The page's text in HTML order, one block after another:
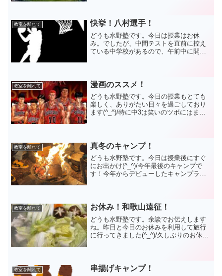
て...
教室を離れて 快挙！八村選手！
どうも水野塾です。今日は授業はお休
み。でしたが、中間テストを直前に控え
ている中学校があるので、午前中に開校
と少し。最後まで頑...
教室を離れて 漫画のススメ！
どうも水野塾です。今日の授業もとても
楽しく、ありがたい日々を過ごしており
ます(^_^)/特に中3は笑いのツボにはまっ
て、今日は余...
教室を離れて 真冬のキャンプ！
どうも水野塾です。今日は授業後にすぐ
にお出かけ(^_^)/今年最後のキャンプで
す！今年からデビューしたキャンプライ
寒い時期になってき...
教室を離れて お休み！和歌山遠征！
どうも水野塾です。余談でお伝えします
ね。昨日と今日のお休みを利用して旅行
に行ってきました(^_^)/久しぶりのお休み
教室を離れて 串揚げキャンプ！